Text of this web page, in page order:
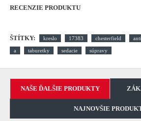
RECENZIE PRODUKTU
ŠTÍTKY: kreslo 17383 chesterfield
a taburetky sedacie súpravy
NAŠE ĎALŠIE PRODUKTY
NAJNOVŠIE